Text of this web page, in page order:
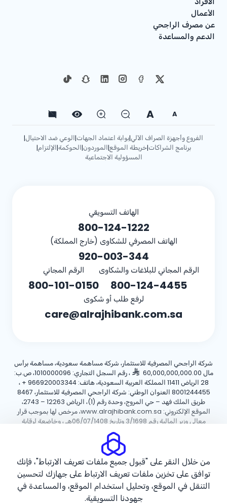
الأعمال
عن مصرف الراجحي
الدعم والمساعدة
A
A
الفروع وأجهزة الصراف الآلي|بوابة اعتماد الجهات|الوعي ضد الاحتيال|
برنامج الشراكات|خريطة الموقع|الموردون|الحوكمة|الإلتزام|
المسؤولية الاجتماعية
الهاتف التسويقي
800-124-1222
الهاتف المصرفي للشكاوى (خارج المملكة)
920-003-344
الرقم المجاني للبلاغات والشكاوى
800-124-4455
الرقم المجاني
800-101-0150
لرفع طلب أو شكوى
care@alrajhibank.com.sa
شركة الراجحي المصرفية للاستثمار، شركة مساهمة سعودية، مساهمة برأس
مال 60,000,000,000.00
، رقم السجل التجاري: 1010000096، ص.ب:
28 الرياض 11411 المملكة العربية السعودية، هاتف:
+ 966920003344 ،
8001244455 العنوان الوطني: شركة الراجحي المصرفية للاستثمار، 8467
طريق الملك فهد – حي المروج، وحدة رقم (1)، الرياض 12263 – 2743،
الموقع الإلكتروني: www.alrajhibank.com.sa، مرخص لها بموجب قرار
معالي وزير المالية رقم 3/1698 وتاريخ 06/07/1408هـ ، وخاضعة لرقابة
وإشراف البنك المركزي السعودي.
حقوق الطبع والنشر ©2026 مصرف الراجحي.
سياسة ملفات تعريف الارتباطسياسة الخصوصية الأحكام والشروط
من خلال النقر على "قبول جميع ملفات تعريف الارتباط"، فإنك
توافق على تخزين ملفات تعريف الارتباط على جهازك لتحسين
التنقل في الموقع، وتحليل استخدام الموقع، والمساعدة في
جهودنا التسويقية.